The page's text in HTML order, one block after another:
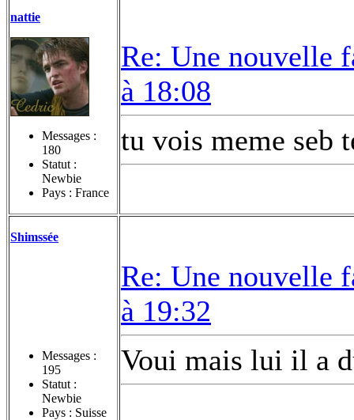
nattie
Messages :
180
Statut :
Newbie
Pays : France
Re: Une nouvelle
à 18:08
tu vois meme seb
Shimssée
Messages :
195
Statut :
Newbie
Pays : Suisse
Re: Une nouvelle
à 19:32
Voui mais lui il a